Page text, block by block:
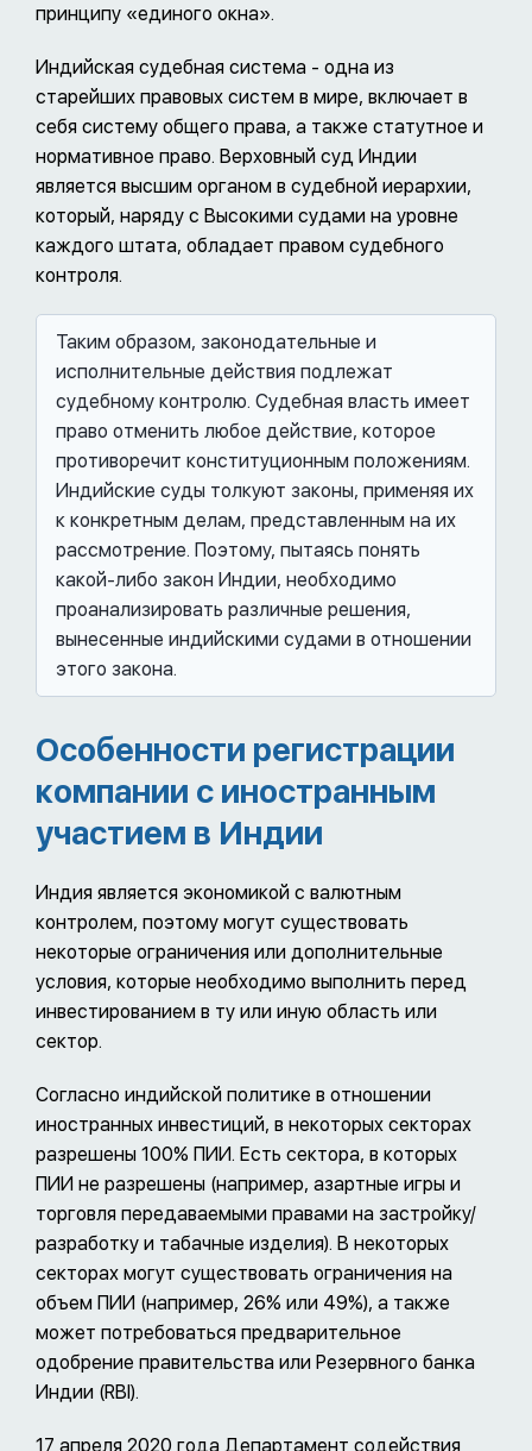
принципу «единого окна».
Индийская судебная система - одна из
старейших правовых систем в мире, включает в
себя систему общего права, а также статутное и
нормативное право. Верховный суд Индии
является высшим органом в судебной иерархии,
который, наряду с Высокими судами на уровне
каждого штата, обладает правом судебного
контроля.
Таким образом, законодательные и
исполнительные действия подлежат
судебному контролю. Судебная власть имеет
право отменить любое действие, которое
противоречит конституционным положениям.
Индийские суды толкуют законы, применяя их
к конкретным делам, представленным на их
рассмотрение. Поэтому, пытаясь понять
какой-либо закон Индии, необходимо
проанализировать различные решения,
вынесенные индийскими судами в отношении
этого закона.
Особенности регистрации
компании с иностранным
участием в Индии
Индия является экономикой с валютным
контролем, поэтому могут существовать
некоторые ограничения или дополнительные
условия, которые необходимо выполнить перед
инвестированием в ту или иную область или
сектор.
Согласно индийской политике в отношении
иностранных инвестиций, в некоторых секторах
разрешены 100% ПИИ. Есть сектора, в которых
ПИИ не разрешены (например, азартные игры и
торговля передаваемыми правами на застройку/
разработку и табачные изделия). В некоторых
секторах могут существовать ограничения на
объем ПИИ (например, 26% или 49%), а также
может потребоваться предварительное
одобрение правительства или Резервного банка
Индии (RBI).
17 апреля 2020 года Департамент содействия